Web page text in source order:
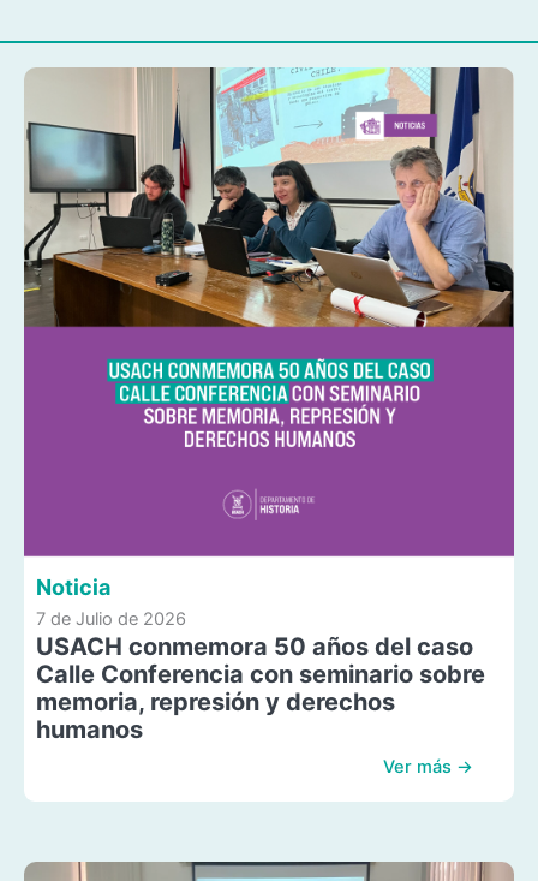
Noticia
7 de Julio de 2026
USACH conmemora 50 años del caso
Calle Conferencia con seminario sobre
memoria, represión y derechos
humanos
Ver más →